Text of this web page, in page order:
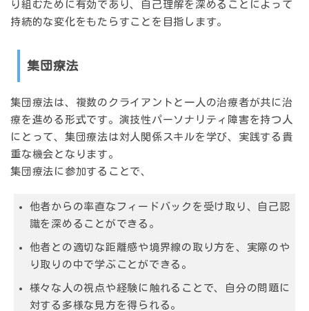
り組むために有効であり、自己理解を深めることによって
持続的な変化をもたらすことを目指します。
集団療法
集団療法は、複数のクライアントと一人の治療者が共に治
療を進める形式です。演技性パーソナリティ障害を持つ人
にとって、集団療法は対人関係スキルを学び、実践する貴
重な機会となります。
集団療法に参加することで、
他者からの率直なフィードバックを受け取り、自己認
識を深めることができる。
他者との適切な距離感や境界線の取り方を、実際のや
り取りの中で学ぶことができる。
様々な人の視点や経験に触れることで、自分の問題に
対する多様な見方を得られる。